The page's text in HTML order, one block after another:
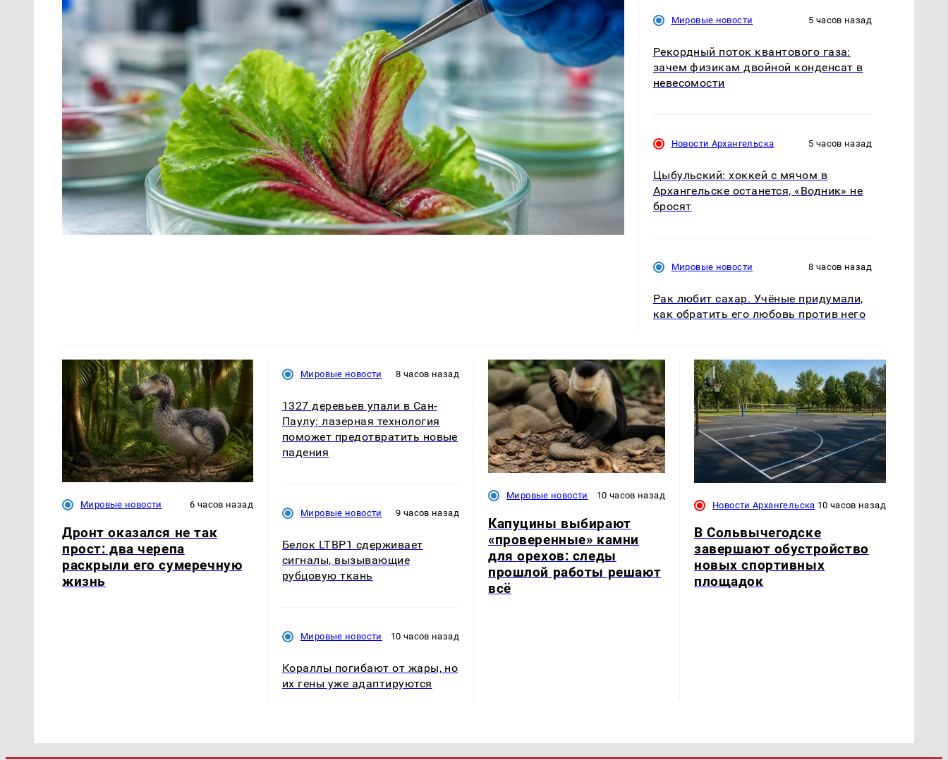
Мировые новости 5 часов назад
Рекордный поток квантового газа:
зачем физикам двойной конденсат в
невесомости
Новости Архангельска 5 часов назад
Цыбульский: хоккей с мячом в
Архангельске останется, «Водник» не
бросят
Мировые новости 8 часов назад
Рак любит сахар. Учёные придумали,
как обратить его любовь против него
Мировые новости 6 часов назад
Дронт оказался не так
прост: два черепа
раскрыли его сумеречную
жизнь
Мировые новости 8 часов назад
1327 деревьев упали в Сан-
Паулу: лазерная технология
поможет предотвратить новые
падения
Мировые новости 9 часов назад
Белок LTBP1 сдерживает
сигналы, вызывающие
рубцовую ткань
Мировые новости 10 часов назад
Кораллы погибают от жары, но
их гены уже адаптируются
Мировые новости 10 часов назад
Капуцины выбирают
«проверенные» камни
для орехов: следы
прошлой работы решают
всё
Новости Архангельска 10 часов назад
В Сольвычегодске
завершают обустройство
новых спортивных
площадок